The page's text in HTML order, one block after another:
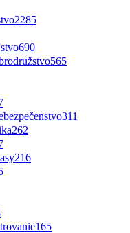
2285
690
565
311
262
216
165